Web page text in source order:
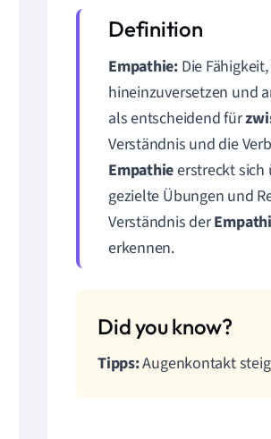
Empathie: Die
hineinzuversetzen und
als entscheidend für
Verständnis und die
Empathieerstreckt
gezielte Übungen und
Verständnis der
erkennen.
Tipps:Augenkontakt